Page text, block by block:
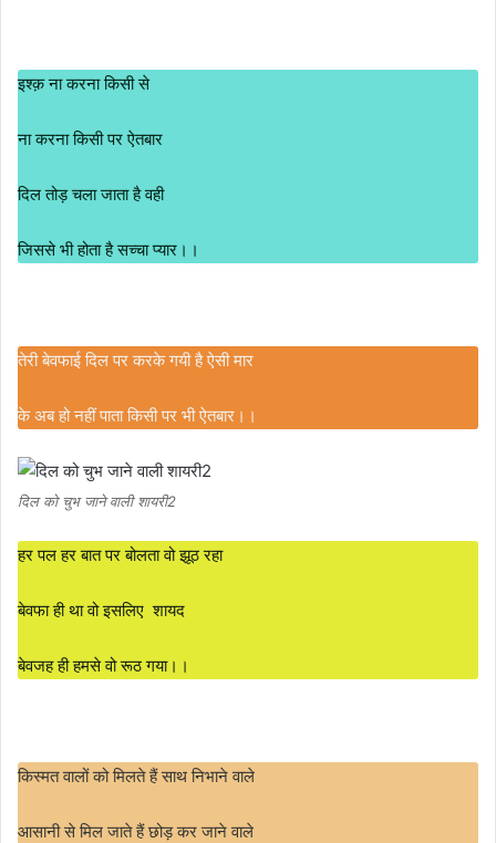
इश्क़ ना करना किसी से
ना करना किसी पर ऐतबार
दिल तोड़ चला जाता है वही
जिससे भी होता है सच्चा प्यार।।
तेरी बेवफाई दिल पर करके गयी है ऐसी मार
के अब हो नहीं पाता किसी पर भी ऐतबार।।
दिल को चुभ जाने वाली शायरी2
हर पल हर बात पर बोलता वो झूठ रहा
बेवफा ही था वो इसलिए शायद
बेवजह ही हमसे वो रूठ गया।।
किस्मत वालों को मिलते हैं साथ निभाने वाले
आसानी से मिल जाते हैं छोड़ कर जाने वाले